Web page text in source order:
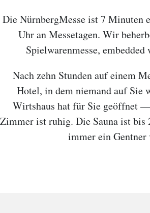
Die NürnbergMesse ist 7 Minuten
Uhr an Messetagen. Wir
Spielwarenmesse,
Nach zehn Stunden auf einem
Hotel, in dem niemand auf Sie
Wirtshaus hat für Sie geöffnet
Zimmer ist ruhig. Die Sauna ist
immer ein